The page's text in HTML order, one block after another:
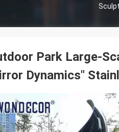
Park Large-
Dynamics"